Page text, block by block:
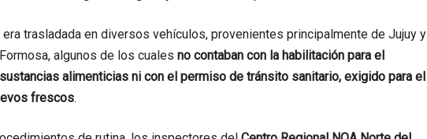
era trasladada en diversos vehículos, provenientes principalmente de Jujuy y
algunos de los cuales no contaban con la habilitación para el
alimenticias ni con el permiso de tránsito sanitario, exigido para el
frescos.